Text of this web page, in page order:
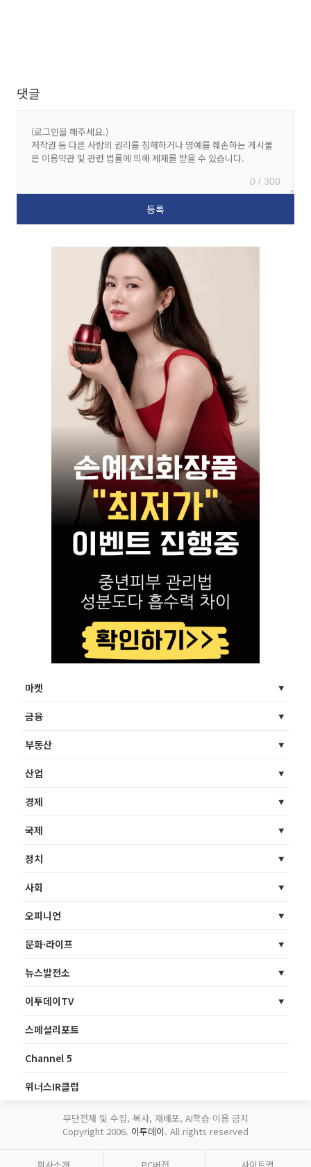
댓글
0 / 300
마켓
금융
부동산
산업
경제
국제
정치
사회
오피니언
문화·라이프
뉴스발전소
이투데이TV
스페셜리포트
Channel 5
위너스IR클럽
무단전재 및 수집, 복사, 재배포, AI학습 이용 금지
Copyright 2006. 이투데이. All rights reserved